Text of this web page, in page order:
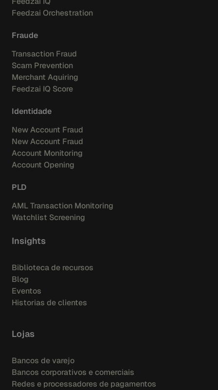
Feedzai Orchestration
Fraude
Transaction Fraud
Scam Prevention
Merchant Aquiring
Feedzai IQ Score
Identidade
New Account Fraud
New Account Fraud
Account Monitoring
Account Opening
PLD
AML Transaction Monitoring
Watchlist Screening
Insights
Biblioteca de recursos
Blog
Eventos
Historias de clientes
Lojas
Bancos de varejo
Bancos corporativos e comerciais
Redes e processadores de pagamentos